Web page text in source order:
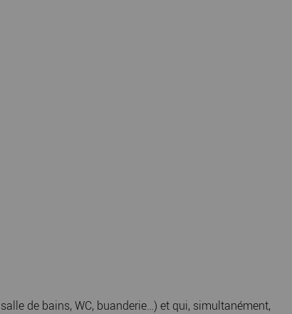
de bains, WC, buanderie…) et qui, simultanément,